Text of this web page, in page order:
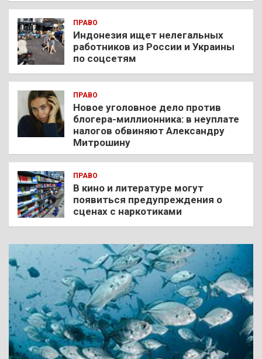
ПРАВО
Индонезия ищет нелегальных
работников из России и Украины
по соцсетям
ПРАВО
Новое уголовное дело против
блогера-миллионника: в неуплате
налогов обвиняют Александру
Митрошину
ПРАВО
В кино и литературе могут
появиться предупреждения о
сценах с наркотиками